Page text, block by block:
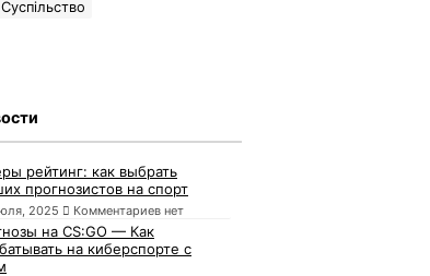
Суспільство
рейтинг: как выбрать
прогнозистов на спорт
2025 Комментариев нет
на CS:GO — Как
на киберспорте с